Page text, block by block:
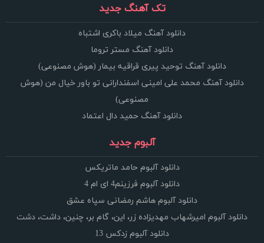
تک آهنگ جدید
دانلود آهنگ میلاد باکری اشتباه
دانلود آهنگ مستر تروما
دانلود آهنگ توحید پیری قراقیه بیمار (هوش مصنوعی)
دانلود آهنگ محمد علی امینی اسفندارانی تو باور خیال من (هوش
مصنوعی)
دانلود آهنگ حمید دال اعتماد
آلبوم جدید
دانلود آلبوم حامد ماتریکس
دانلود آلبوم فرزینم4 ای ام 4
دانلود آلبوم هاشم رمضانی سپاه عشق
دانلود آلبوم امیرشهاب مهدیزاده زر، این، گام بر، چنین، داشت، دشت
دانلود آلبوم زدکس 13